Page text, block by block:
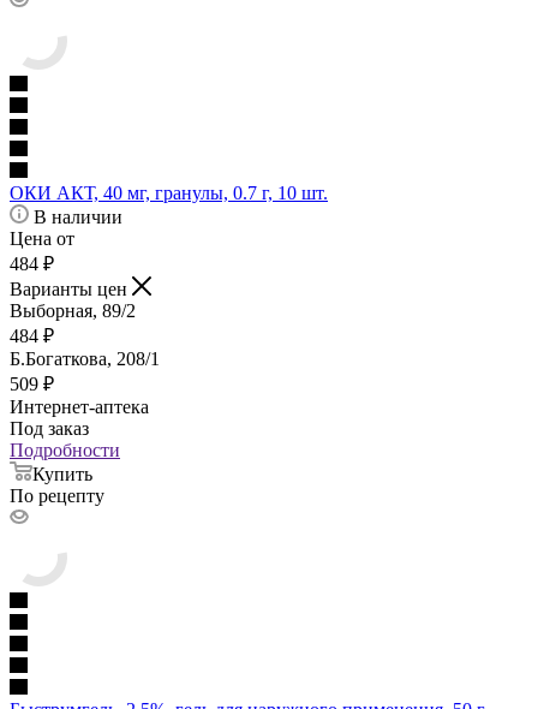
ОКИ АКТ, 40 мг, гранулы, 0.7 г, 10 шт.
В наличии
Цена от
484 ₽
Варианты цен
Выборная, 89/2
484 ₽
Б.Богаткова, 208/1
509 ₽
Интернет-аптека
Под заказ
Подробности
Купить
По рецепту